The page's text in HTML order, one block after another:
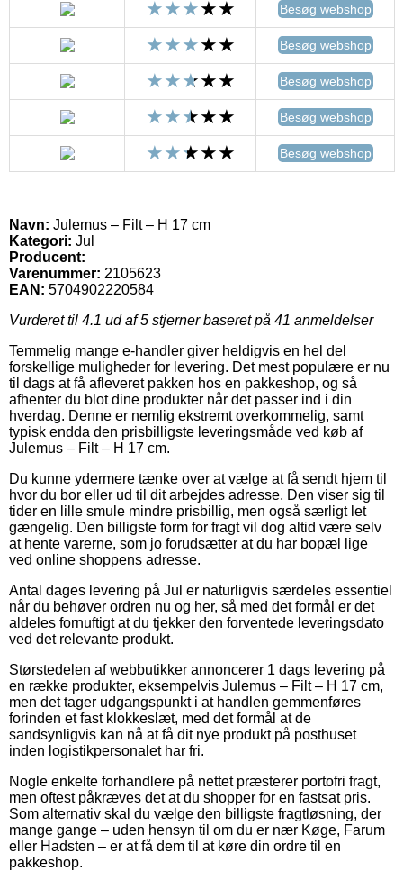
Besøg webshop
Besøg webshop
Besøg webshop
Besøg webshop
Besøg webshop
Navn: Julemus – Filt – H 17 cm
Kategori: Jul
Producent:
Varenummer: 2105623
EAN: 5704902220584
Vurderet til 4.1 ud af 5 stjerner baseret på 41 anmeldelser
Temmelig mange e-handler giver heldigvis en hel del
forskellige muligheder for levering. Det mest populære er nu
til dags at få afleveret pakken hos en pakkeshop, og så
afhenter du blot dine produkter når det passer ind i din
hverdag. Denne er nemlig ekstremt overkommelig, samt
typisk endda den prisbilligste leveringsmåde ved køb af
Julemus – Filt – H 17 cm.
Du kunne ydermere tænke over at vælge at få sendt hjem til
hvor du bor eller ud til dit arbejdes adresse. Den viser sig til
tider en lille smule mindre prisbillig, men også særligt let
gængelig. Den billigste form for fragt vil dog altid være selv
at hente varerne, som jo forudsætter at du har bopæl lige
ved online shoppens adresse.
Antal dages levering på Jul er naturligvis særdeles essentiel
når du behøver ordren nu og her, så med det formål er det
aldeles fornuftigt at du tjekker den forventede leveringsdato
ved det relevante produkt.
Størstedelen af webbutikker annoncerer 1 dags levering på
en række produkter, eksempelvis Julemus – Filt – H 17 cm,
men det tager udgangspunkt i at handlen gemmenføres
forinden et fast klokkeslæt, med det formål at de
sandsynligvis kan nå at få dit nye produkt på posthuset
inden logistikpersonalet har fri.
Nogle enkelte forhandlere på nettet præsterer portofri fragt,
men oftest påkræves det at du shopper for en fastsat pris.
Som alternativ skal du vælge den billigste fragtløsning, der
mange gange – uden hensyn til om du er nær Køge, Farum
eller Hadsten – er at få dem til at køre din ordre til en
pakkeshop.